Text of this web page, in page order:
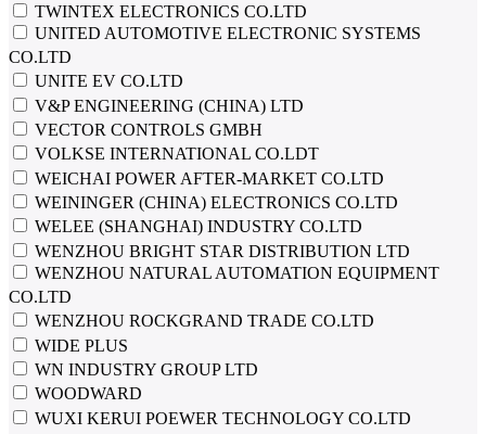
TWINTEX ELECTRONICS CO.LTD
UNITED AUTOMOTIVE ELECTRONIC SYSTEMS
CO.LTD
UNITE EV CO.LTD
V&P ENGINEERING (CHINA) LTD
VECTOR CONTROLS GMBH
VOLKSE INTERNATIONAL CO.LDT
WEICHAI POWER AFTER-MARKET CO.LTD
WEININGER (CHINA) ELECTRONICS CO.LTD
WELEE (SHANGHAI) INDUSTRY CO.LTD
WENZHOU BRIGHT STAR DISTRIBUTION LTD
WENZHOU NATURAL AUTOMATION EQUIPMENT
CO.LTD
WENZHOU ROCKGRAND TRADE CO.LTD
WIDE PLUS
WN INDUSTRY GROUP LTD
WOODWARD
WUXI KERUI POEWER TECHNOLOGY CO.LTD